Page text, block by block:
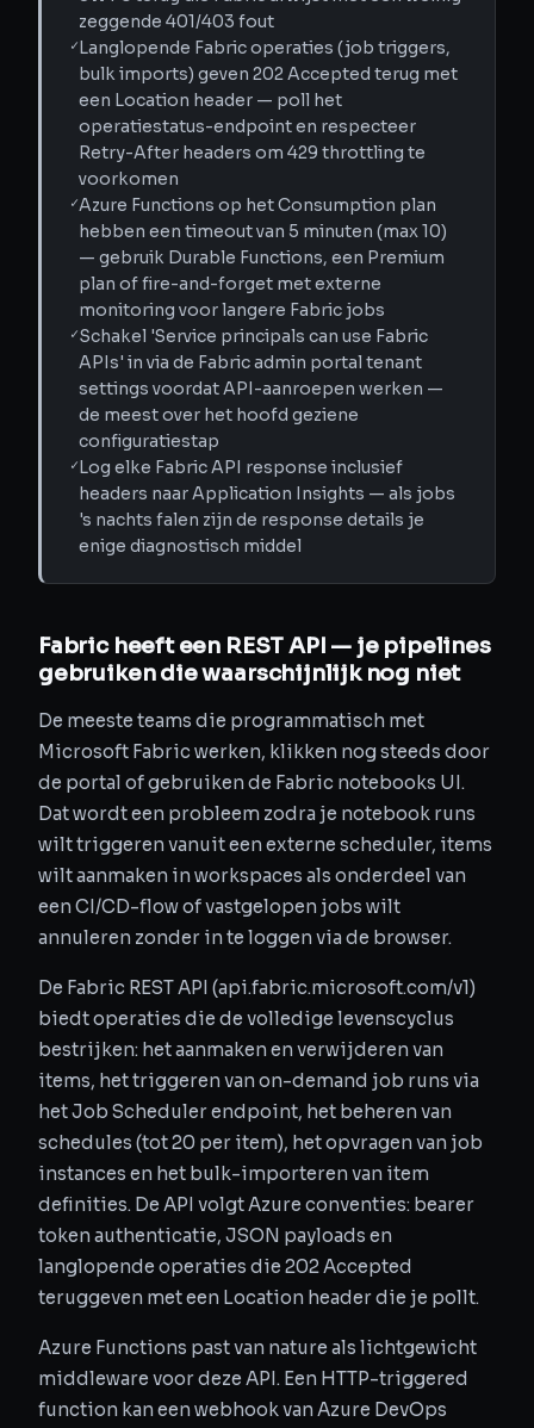
zeggende 401/403 fout
✓Langlopende Fabric operaties (job triggers,
bulk imports) geven 202 Accepted terug met
een Location header — poll het
operatiestatus-endpoint en respecteer
Retry-After headers om 429 throttling te
voorkomen
✓Azure Functions op het Consumption plan
hebben een timeout van 5 minuten (max 10)
— gebruik Durable Functions, een Premium
plan of fire-and-forget met externe
monitoring voor langere Fabric jobs
✓Schakel 'Service principals can use Fabric
APIs' in via de Fabric admin portal tenant
settings voordat API-aanroepen werken —
de meest over het hoofd geziene
configuratiestap
✓Log elke Fabric API response inclusief
headers naar Application Insights — als jobs
's nachts falen zijn de response details je
enige diagnostisch middel
Fabric heeft een REST API — je pipelines
gebruiken die waarschijnlijk nog niet
De meeste teams die programmatisch met
Microsoft Fabric werken, klikken nog steeds door
de portal of gebruiken de Fabric notebooks UI.
Dat wordt een probleem zodra je notebook runs
wilt triggeren vanuit een externe scheduler, items
wilt aanmaken in workspaces als onderdeel van
een CI/CD-flow of vastgelopen jobs wilt
annuleren zonder in te loggen via de browser.
De Fabric REST API (api.fabric.microsoft.com/v1)
biedt operaties die de volledige levenscyclus
bestrijken: het aanmaken en verwijderen van
items, het triggeren van on-demand job runs via
het Job Scheduler endpoint, het beheren van
schedules (tot 20 per item), het opvragen van job
instances en het bulk-importeren van item
definities. De API volgt Azure conventies: bearer
token authenticatie, JSON payloads en
langlopende operaties die 202 Accepted
teruggeven met een Location header die je pollt.
Azure Functions past van nature als lichtgewicht
middleware voor deze API. Een HTTP-triggered
function kan een webhook van Azure DevOps